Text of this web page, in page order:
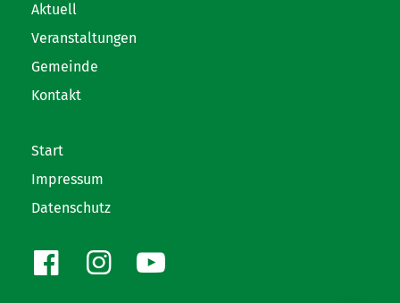
Aktuell
Veranstaltungen
Gemeinde
Kontakt
Start
Impressum
Datenschutz
FacebookInstagram